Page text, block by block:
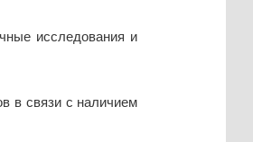
исследования и
в связи с наличием